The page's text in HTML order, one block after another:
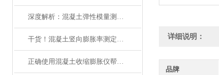
深度解析：混凝土弹性模量测定仪的正确使用方法全攻略
干货！混凝土竖向膨胀率测定仪的正确使用方法大揭秘
正确使用混凝土收缩膨胀仪帮助您获得可靠的实验数据
详细说明：
品牌